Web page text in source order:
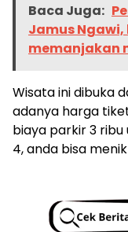
Baca Juga:
Jamus
memanjakan
Wisata ini dibuka
adanya harga
biaya parkir 3
4, anda bisa